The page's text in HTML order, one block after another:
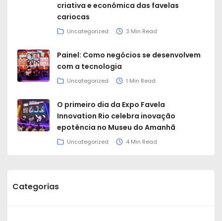
criativa e econômica das favelas
cariocas
Uncategorized 3 Min Read
Painel: Como negócios se desenvolvem
com a tecnologia
Uncategorized 1 Min Read
O primeiro dia da Expo Favela
Innovation Rio celebra inovação
epotência no Museu do Amanhã
Uncategorized 4 Min Read
Categorias